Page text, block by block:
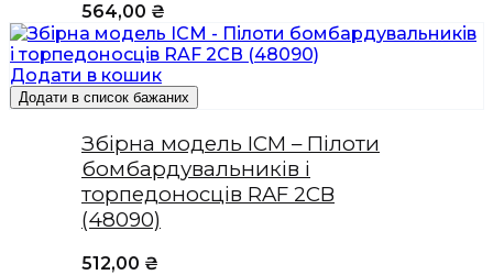
564,00 ₴
Додати в кошик
Додати в список бажаних
Збірна модель ICM – Пілоти
бомбардувальників і
торпедоносців RAF 2СВ
(48090)
512,00 ₴